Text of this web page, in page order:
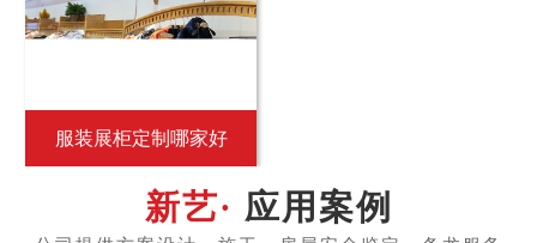
服装展柜定制哪家好
应用案例